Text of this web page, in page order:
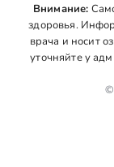
Внимание:
здоровья.
врача и носит
уточняйте у
©